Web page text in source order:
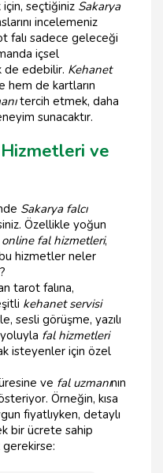
seçtiğiniz Sakarya
incelemeniz
falı sadece geleceği
içsel
de edebilir. Kehanet
hem de kartların
tercih etmek, daha
sunacaktır.
ve
Sakarya falcı
Özellikle yoğun
fal hizmetleri,
hizmetler neler
tarot falına,
kehanet servisi
sesli görüşme, yazılı
fal hizmetleri
isteyenler için özel
ve fal uzmanının
Örneğin, kısa
fiyatlıyken, detaylı
bir ücrete sahip
gerekirse: